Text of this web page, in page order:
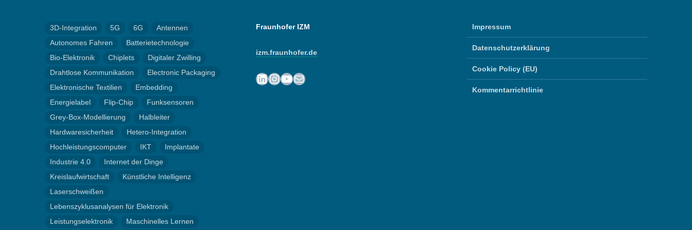
3D-Integration 5G 6G
Antennen
Autonomes Fahren
Batterietechnologie
Bio-Elektronik
Chiplets
Digitaler Zwilling
Drahtlose Kommunikation
Electronic Packaging
Elektronische Textilien
Embedding
Energielabel
Flip-Chip
Funksensoren
Grey-Box-Modellierung
Halbleiter
Hardwaresicherheit
Hetero-Integration
Hochleistungscomputer
IKT
Implantate
Industrie 4.0
Internet der Dinge
Kreislaufwirtschaft
Künstliche Intelligenz
Laserschweißen
Lebenszyklusanalysen für Elektronik
Leistungselektronik
Maschinelles Lernen
Fraunhofer IZM
izm.fraunhofer.de
LinkedIn
Instagram
YouTube
E-Mail
Impressum
Datenschutzerklärung
Cookie Policy (EU)
Kommentarrichtlinie